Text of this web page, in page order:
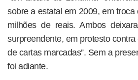
sobre a estatal em 2009, em
milhões de reais. Ambos
surpreendente, em protesto contra
de cartas marcadas”. Sem a
foi adiante.